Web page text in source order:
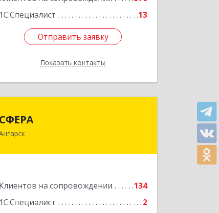
1С:Специалист
13
Отправить заявку
Показать контакты
Отправить заявку
Назад
СФЕРА
Клиентов на сопровождении
134
1С:Специалист
2
665816, Иркутская обл, Ангарск г, 177-